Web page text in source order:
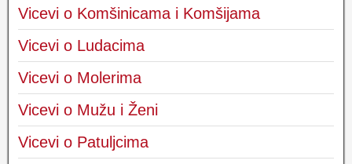
Vicevi o Komšinicama i Komšijama
Vicevi o Ludacima
Vicevi o Molerima
Vicevi o Mužu i Ženi
Vicevi o Patuljcima